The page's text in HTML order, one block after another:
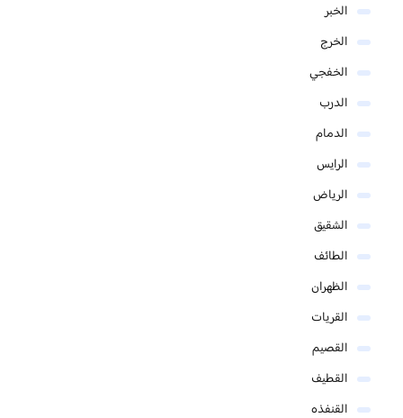
الخبر
الخرج
الخفجي
الدرب
الدمام
الرايس
الرياض
الشقيق
الطائف
الظهران
القريات
القصيم
القطيف
القنفذه